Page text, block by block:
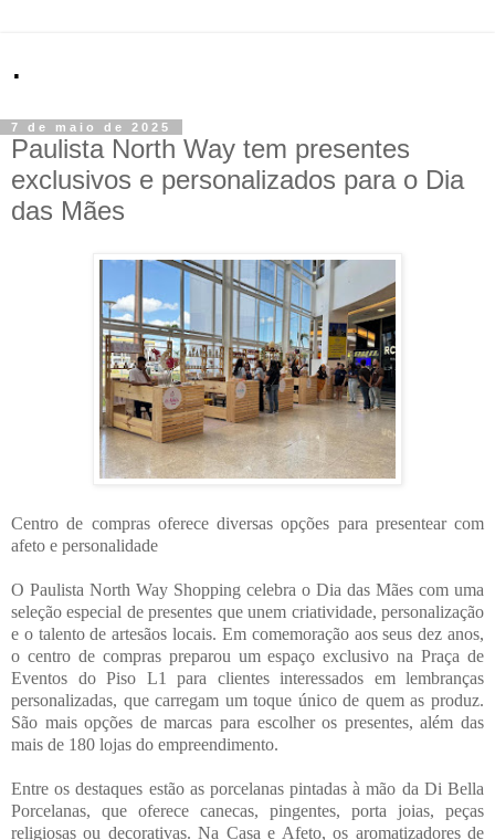
.
7 de maio de 2025
Paulista North Way tem presentes
exclusivos e personalizados para o Dia
das Mães
Centro de compras oferece diversas opções para presentear com
afeto e personalidade
O Paulista North Way Shopping celebra o Dia das Mães com uma
seleção especial de presentes que unem criatividade, personalização
e o talento de artesãos locais. Em comemoração aos seus dez anos,
o centro de compras preparou um espaço exclusivo na Praça de
Eventos do Piso L1 para clientes interessados em lembranças
personalizadas, que carregam um toque único de quem as produz.
São mais opções de marcas para escolher os presentes, além das
mais de 180 lojas do empreendimento.
Entre os destaques estão as porcelanas pintadas à mão da Di Bella
Porcelanas, que oferece canecas, pingentes, porta joias, peças
religiosas ou decorativas. Na Casa e Afeto, os aromatizadores de